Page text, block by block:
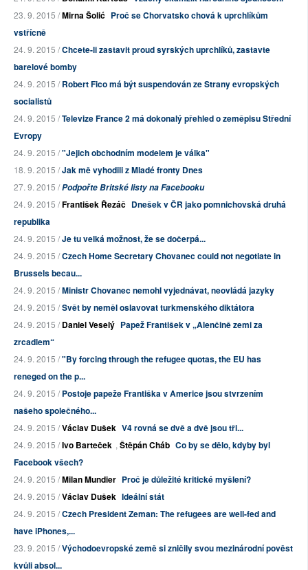
23. 9. 2015 /Mirna Šolić Proč se Chorvatsko chová k uprchlíkům
vstřícně
24. 9. 2015 /Chcete-li zastavit proud syrských uprchlíků, zastavte
barelové bomby
24. 9. 2015 /Robert Fico má být suspendován ze Strany evropských
socialistů
24. 9. 2015 /Televize France 2 má dokonalý přehled o zeměpisu Střední
Evropy
24. 9. 2015 /"Jejich obchodním modelem je válka"
18. 9. 2015 /Jak mě vyhodili z Mladé fronty Dnes
27. 9. 2015 /Podpořte Britské listy na Facebooku
24. 9. 2015 /František Řezáč Dnešek v ČR jako pomnichovská druhá
republika
24. 9. 2015 /Je tu velká možnost, že se dočerpá...
24. 9. 2015 /Czech Home Secretary Chovanec could not negotiate in
Brussels becau...
24. 9. 2015 /Ministr Chovanec nemohl vyjednávat, neovládá jazyky
24. 9. 2015 /Svět by neměl oslavovat turkmenského diktátora
24. 9. 2015 /Daniel Veselý Papež František v „Alenčině zemi za
zrcadlem“
24. 9. 2015 /"By forcing through the refugee quotas, the EU has
reneged on the p...
24. 9. 2015 /Postoje papeže Františka v Americe jsou stvrzením
našeho společného...
24. 9. 2015 /Václav Dušek V4 rovná se dvě a dvě jsou tři...
24. 9. 2015 /Ivo Barteček , Štěpán Cháb Co by se dělo, kdyby byl
Facebook všech?
24. 9. 2015 /Milan Mundier Proč je důležité kritické myšlení?
24. 9. 2015 /Václav Dušek Ideální stát
24. 9. 2015 /Czech President Zeman: The refugees are well-fed and
have iPhones,...
23. 9. 2015 /Východoevropské země si zničily svou mezinárodní pověst
kvůli absol...